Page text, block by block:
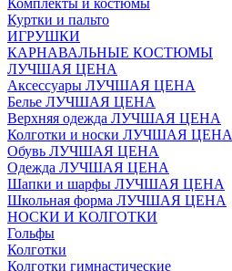
Комплекты и костюмы
Куртки и пальто
ИГРУШКИ
КАРНАВАЛЬНЫЕ КОСТЮМЫ
ЛУЧШАЯ ЦЕНА
Аксессуары ЛУЧШАЯ ЦЕНА
Белье ЛУЧШАЯ ЦЕНА
Верхняя одежда ЛУЧШАЯ ЦЕНА
Колготки и носки ЛУЧШАЯ ЦЕНА
Обувь ЛУЧШАЯ ЦЕНА
Одежда ЛУЧШАЯ ЦЕНА
Шапки и шарфы ЛУЧШАЯ ЦЕНА
Школьная форма ЛУЧШАЯ ЦЕНА
НОСКИ И КОЛГОТКИ
Гольфы
Колготки
Колготки гимнастические